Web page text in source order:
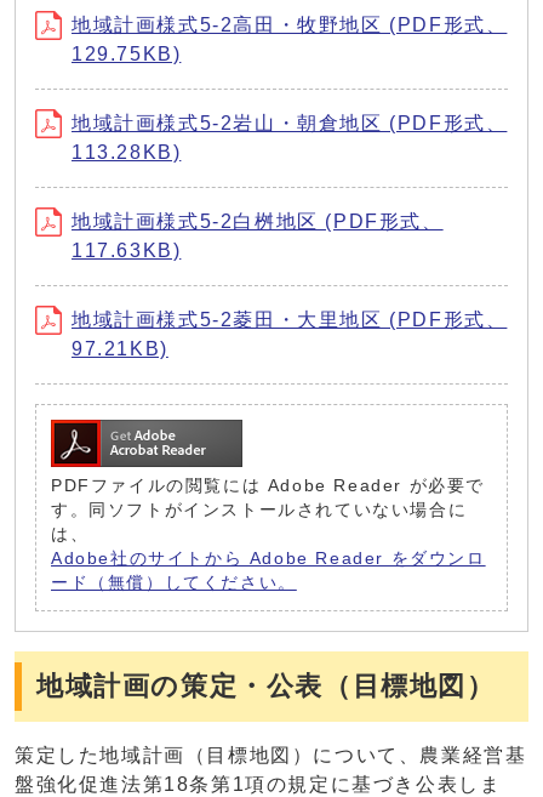
地域計画様式5-2高田・牧野地区 (PDF形式、
129.75KB)
地域計画様式5-2岩山・朝倉地区 (PDF形式、
113.28KB)
地域計画様式5-2白桝地区 (PDF形式、
117.63KB)
地域計画様式5-2菱田・大里地区 (PDF形式、
97.21KB)
PDFファイルの閲覧には Adobe Reader が必要で
す。同ソフトがインストールされていない場合に
は、
Adobe社のサイトから Adobe Reader をダウンロ
ード（無償）してください。
地域計画の策定・公表（目標地図）
策定した地域計画（目標地図）について、農業経営基
盤強化促進法第18条第1項の規定に基づき公表しま